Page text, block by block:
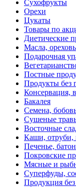
Сухофрукты
Орехи
Цукаты
Товары по
Диетические
Масла,
Подарочная
Постные
Продукты без
Консервация,
Бакалея
Семена,
Сушеные
Восточные
Каши, отруби,
Печенье,
Покровские
Мясные и
Суперфуды,
Продукция без